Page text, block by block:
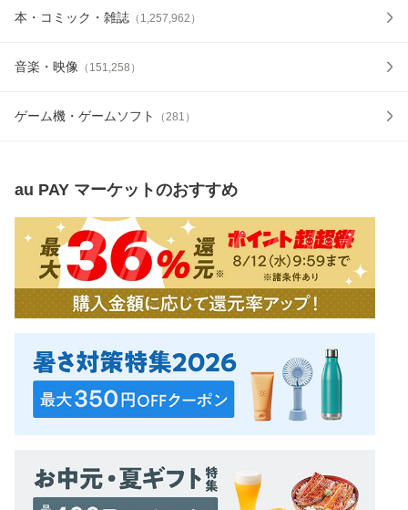
本・コミック・雑誌 （ 1,257,962 ）
音楽・映像 （ 151,258 ）
ゲーム機・ゲームソフト （281 ）
au PAY マーケットのおすすめ